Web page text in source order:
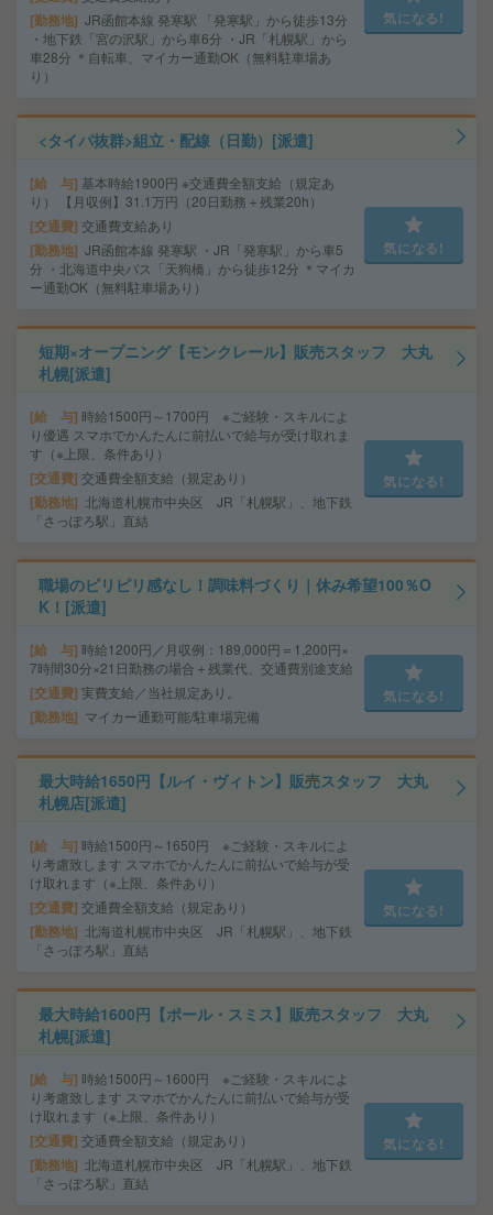
勤務地 JR函館本線 発寒駅 「発寒駅」から徒歩13分
・地下鉄「宮の沢駅」から車6分 ・JR「札幌駅」から
車28分 ＊自転車、マイカー通勤OK（無料駐車場あ
り）
気になる!
<タイパ抜群>組立・配線（日勤）[派遣]
給 与 基本時給1900円 ※交通費全額支給（規定あ
り） 【月収例】31.1万円（20日勤務＋残業20h）
交通費 交通費支給あり
勤務地 JR函館本線 発寒駅 ・JR「発寒駅」から車5
分 ・北海道中央バス「天狗橋」から徒歩12分 ＊マイカ
ー通勤OK（無料駐車場あり）
気になる!
短期×オープニング【モンクレール】販売スタッフ 大丸
札幌[派遣]
給 与 時給1500円～1700円 ※ご経験・スキルによ
り優遇 スマホでかんたんに前払いで給与が受け取れま
す（※上限、条件あり）
交通費 交通費全額支給（規定あり）
勤務地
北海道札幌市中央区 JR「札幌駅」、地下鉄
「さっぽろ駅」直結
気になる!
職場のピリピリ感なし！調味料づくり｜休み希望100％O
K！[派遣]
給 与 時給1200円／月収例：189,000円＝1,200円×
7時間30分×21日勤務の場合＋残業代、交通費別途支給
交通費 実費支給／当社規定あり。
勤務地 マイカー通勤可能/駐車場完備
気になる!
最大時給1650円【ルイ・ヴィトン】販売スタッフ 大丸
札幌店[派遣]
給 与 時給1500円～1650円 ※ご経験・スキルによ
り考慮致します スマホでかんたんに前払いで給与が受
け取れます（※上限、条件あり）
交通費 交通費全額支給（規定あり）
勤務地
北海道札幌市中央区 JR「札幌駅」、地下鉄
「さっぽろ駅」直結
気になる!
最大時給1600円【ポール・スミス】販売スタッフ 大丸
札幌[派遣]
給 与 時給1500円～1600円 ※ご経験・スキルによ
り考慮致します スマホでかんたんに前払いで給与が受
け取れます（※上限、条件あり）
交通費 交通費全額支給（規定あり）
勤務地
北海道札幌市中央区 JR「札幌駅」、地下鉄
「さっぽろ駅」直結
気になる!